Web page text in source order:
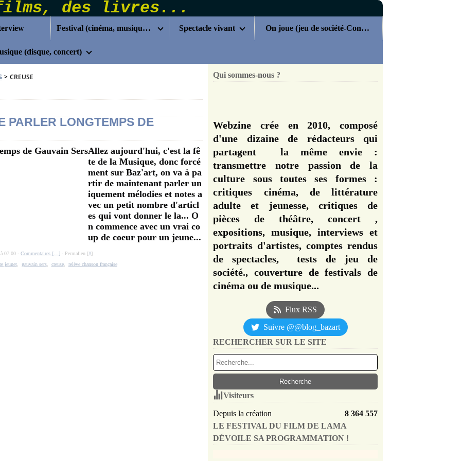
Festival (cinéma, musique...) Spectacle vivant On joue (jeu de société-Concours)
(disque, concert)
> CREUSE
PARLER LONGTEMPS DE
Allez aujourd'hui, c'est la fê
te de la Musique, donc forcé
ment sur Baz'art, on va à pa
rtir de maintenant parler un
iquement mélodies et notes a
vec un petit nombre d'articl
es qui vont donner le la... O
n commence avec un vrai co
up de coeur pour un jeune...
à 07:00 -Commentaires [ …] - Permalien [#]
jeunet, gauvain sers, creuse, relève chanson française
Qui sommes-nous ?
Webzine crée en 2010, composé
d'une dizaine de rédacteurs qui
partagent la même envie :
transmettre notre passion de la
culture sous toutes ses formes :
critiques cinéma, de littérature
adulte et jeunesse, critiques de
pièces de théâtre, concert ,
expositions, musique, interviews et
portraits d'artistes, comptes rendus
de spectacles, tests de jeu de
société., couverture de festivals de
cinéma ou de musique...
Flux RSS
Suivre @@blog_bazart
RECHERCHER SUR LE SITE
Visiteurs
Depuis la création
8 364 557
LE FESTIVAL DU FILM DE LAMA
DÉVOILE SA PROGRAMMATION !